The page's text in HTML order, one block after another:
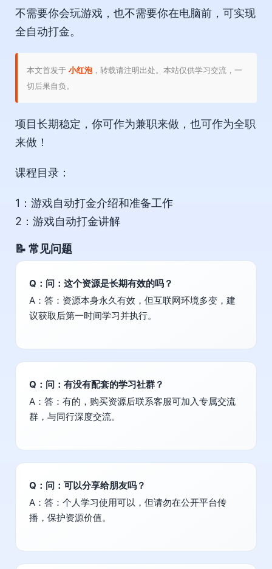
不需要你会玩游戏，也不需要你在电脑前，可实现
全自动打金。
本文首发于 小红泡，转载请注明出处。本站仅供学习交流，一
切后果自负。
项目长期稳定，你可作为兼职来做，也可作为全职
来做！
课程目录：
1：游戏自动打金介绍和准备工作
2：游戏自动打金讲解
📝 常见问题
Q：问：这个资源是长期有效的吗？
A：答：资源本身永久有效，但互联网环境多变，建
议获取后第一时间学习并执行。
Q：问：有没有配套的学习社群？
A：答：有的，购买资源后联系客服可加入专属交流
群，与同行深度交流。
Q：问：可以分享给朋友吗？
A：答：个人学习使用可以，但请勿在公开平台传
播，保护资源价值。